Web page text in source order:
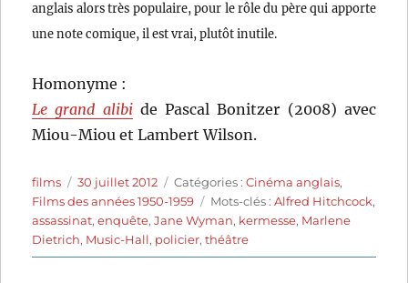
anglais alors très populaire, pour le rôle du père qui apporte
une note comique, il est vrai, plutôt inutile.
Homonyme :
Le grand alibide Pascal Bonitzer (2008) avec
Miou-Miou et Lambert Wilson.
Auteur
films
Publié
le
30 juillet 2012 Catégories
Catégories :Cinéma anglais,
Films des années 1950-1959
Étiquettes
Mots-clés :Alfred Hitchcock,
assassinat,enquête,Jane Wyman, kermesse, Marlene
Dietrich, Music-Hall, policier,théâtre